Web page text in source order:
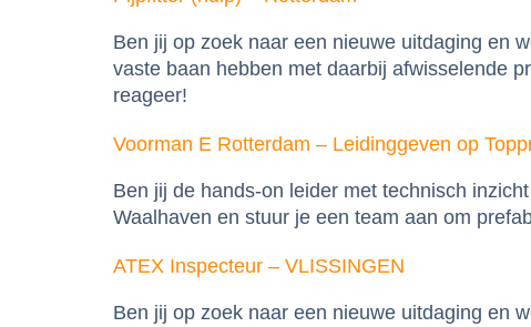
Ben jij op zoek naar een nieuwe uitdaging en
vaste baan hebben met daarbij afwisselende
reageer!
Voorman E Rotterdam – Leidinggeven op
Ben jij de hands-on leider met technisch
Waalhaven en stuur je een team aan om
ATEX Inspecteur – VLISSINGEN
Ben jij op zoek naar een nieuwe uitdaging en